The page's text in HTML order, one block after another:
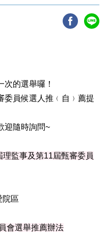
的選舉囉！
委員候選人推﹙自﹚薦提
迎隨時詢問~
監事及第11屆甄審委員
院區
會選舉推薦辦法